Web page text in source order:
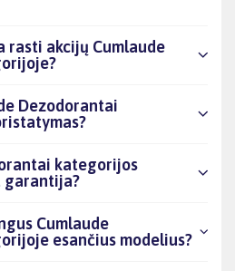
rasti akcijų Cumlaude
Dezodorantai
kategorijos
garantija?
Cumlaude
esančius modelius?